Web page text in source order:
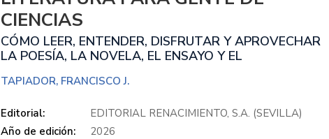
CIENCIAS
CÓMO LEER, ENTENDER, DISFRUTAR Y APROVECHAR
LA POESÍA, LA NOVELA, EL ENSAYO Y EL
TAPIADOR, FRANCISCO J.
Editorial:
EDITORIAL RENACIMIENTO, S.A. (SEVILLA)
Año de edición:
2026